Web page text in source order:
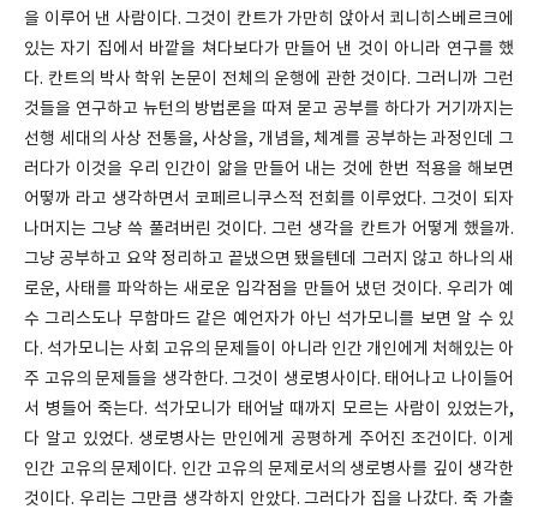
을 이루어 낸 사람이다. 그것이 칸트가 가만히 앉아서 쾨니히스베르크에
있는 자기 집에서 바깥을 쳐다보다가 만들어 낸 것이 아니라 연구를 했
다. 칸트의 박사 학위 논문이 전체의 운행에 관한 것이다. 그러니까 그런
것들을 연구하고 뉴턴의 방법론을 따져 묻고 공부를 하다가 거기까지는
선행 세대의 사상 전통을, 사상을, 개념을, 체계를 공부하는 과정인데 그
러다가 이것을 우리 인간이 앎을 만들어 내는 것에 한번 적용을 해보면
어떻까 라고 생각하면서 코페르니쿠스적 전회를 이루었다. 그것이 되자
나머지는 그냥 쓱 풀려버린 것이다. 그런 생각을 칸트가 어떻게 했을까.
그냥 공부하고 요약 정리하고 끝냈으면 됐을텐데 그러지 않고 하나의 새
로운, 사태를 파악하는 새로운 입각점을 만들어 냈던 것이다. 우리가 예
수 그리스도나 무함마드 같은 예언자가 아닌 석가모니를 보면 알 수 있
다. 석가모니는 사회 고유의 문제들이 아니라 인간 개인에게 처해있는 아
주 고유의 문제들을 생각한다. 그것이 생로병사이다. 태어나고 나이들어
서 병들어 죽는다. 석가모니가 태어날 때까지 모르는 사람이 있었는가,
다 알고 있었다. 생로병사는 만인에게 공평하게 주어진 조건이다. 이게
인간 고유의 문제이다. 인간 고유의 문제로서의 생로병사를 깊이 생각한
것이다. 우리는 그만큼 생각하지 안았다. 그러다가 집을 나갔다. 죽 가출